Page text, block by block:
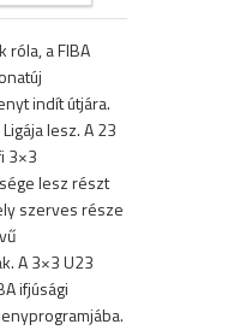
róla, a FIBA
indít útjára.
lesz. A 23
3×3
lesz részt
szerves része
A 3×3 U23
ifjúsági